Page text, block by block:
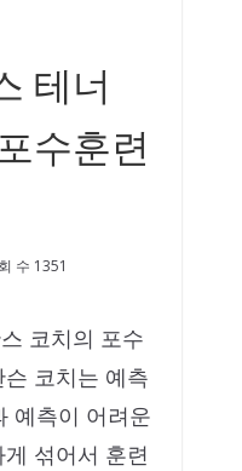
테너
수훈련
수 1351
코치의 포수
코치는 예측
예측이 어려운
섞어서 훈련